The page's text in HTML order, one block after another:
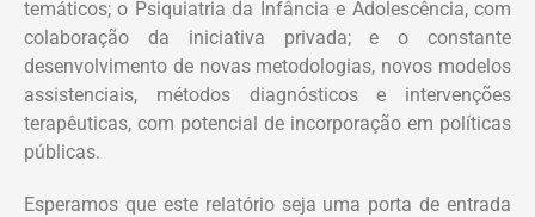
temáticos; o Psiquiatria da Infância e Adolescência, com
colaboração da iniciativa privada; e o constante
desenvolvimento de novas metodologias, novos modelos
assistenciais, métodos diagnósticos e intervenções
terapêuticas, com potencial de incorporação em políticas
públicas.
Esperamos que este relatório seja uma porta de entrada